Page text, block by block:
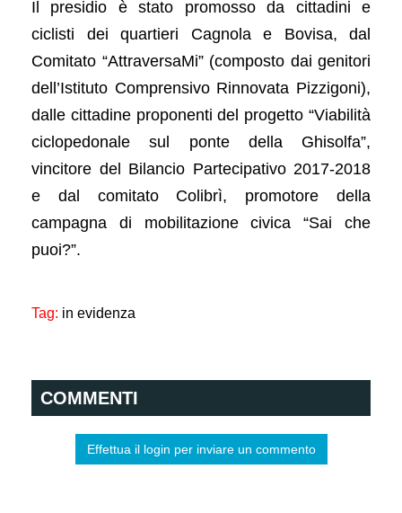
Il presidio è stato promosso da cittadini e
ciclisti dei quartieri Cagnola e Bovisa, dal
Comitato “AttraversaMi” (composto dai genitori
dell’Istituto Comprensivo Rinnovata Pizzigoni),
dalle cittadine proponenti del progetto “Viabilità
ciclopedonale sul ponte della Ghisolfa”,
vincitore del Bilancio Partecipativo 2017-2018
e dal comitato Colibrì, promotore della
campagna di mobilitazione civica “Sai che
puoi?”.
Tag: in evidenza
COMMENTI
Effettua il login per inviare un commento